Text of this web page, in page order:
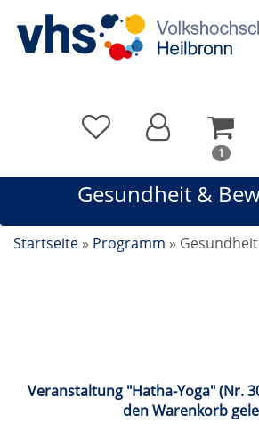
1 In
sich
1
Gesundheit &
Startseite » Programm »
Veranstaltung "Hatha-Yoga" (Nr.
den Warenkorb